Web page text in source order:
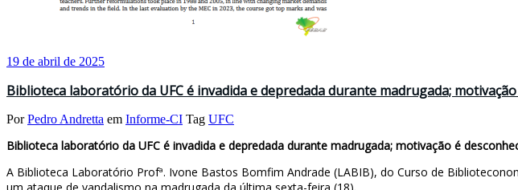
19 de abril de 2025
Biblioteca laboratório da UFC é invadida e depredada durante madrugada;
PorPedro Andretta em Informe-CI Tag UFC
Biblioteca laboratório da UFC é invadida e depredada durante madrugada; motivação é
A Biblioteca Laboratório Profª. Ivone Bastos Bomfim Andrade (LABIB), do Curso de